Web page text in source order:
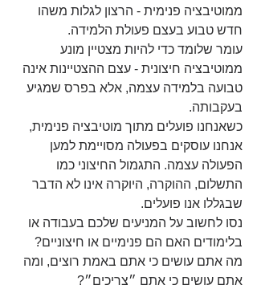
ממוטיבציה פנימית - הרצון לגלות משהו
חדש טבוע בעצם פעולת הלמידה.
עומר שלומד כדי להיות מצטיין מונע
ממוטיבציה חיצונית - עצם ההצטיינות אינה
טבועה בלמידה עצמה, אלא בפרס שמגיע
בעקבותה.
כשאנחנו פועלים מתוך מוטיבציה פנימית,
אנחנו עוסקים בפעולה מסויימת למען
הפעולה עצמה. התגמול החיצוני כמו
התשלום, ההוקרה, היוקרה אינו לא הדבר
שבגללו אנו פועלים.
נסו לחשוב על המניעים שלכם בעבודה או
בלימודים האם הם פנימיים או חיצוניים?
מה אתם עושים כי אתם באמת רוצים, ומה
אתם עושים כי אתם ״צריכים״?